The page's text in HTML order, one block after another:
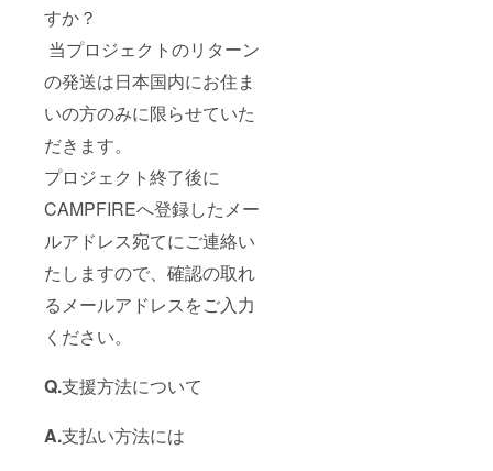
すか？
当プロジェクトのリターン
の発送は日本国内にお住ま
いの方のみに限らせていた
だきます。
プロジェクト終了後に
CAMPFIREへ登録したメー
ルアドレス宛てにご連絡い
たしますので、確認の取れ
るメールアドレスをご入力
ください。
Q.支援方法について
A.支払い方法には